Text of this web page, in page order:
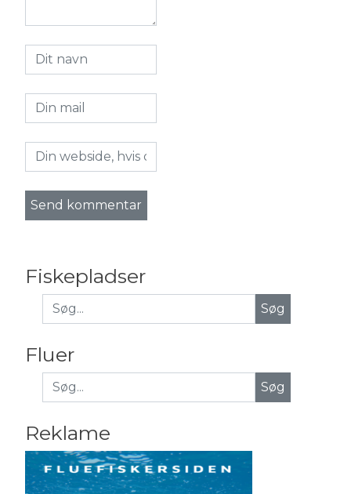
Fiskepladser
Fluer
Søg
Reklame